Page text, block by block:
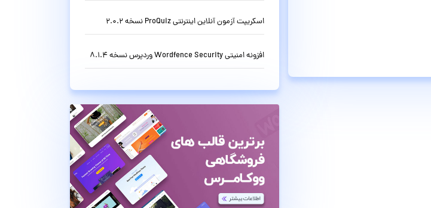
اسکریپت آزمون آنلاین اینترنتی ProQuiz نسخه 2.0.2
افزونه امنیتی Wordfence Security وردپرس نسخه 8.1.4